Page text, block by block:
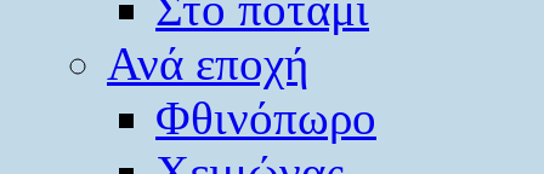
Ανά εποχή
Φθινόπωρο